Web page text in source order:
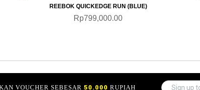
REEBOK QUICKEDGE RUN (BLUE)
Rp799,000.00
VOUCHER SEBESAR50.000 RUPIAH